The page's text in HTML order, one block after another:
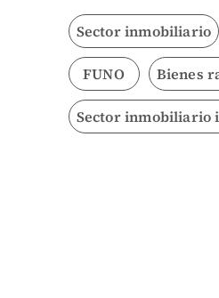
Sector inmobiliario
FUNO Bienes
Sector inmobiliario